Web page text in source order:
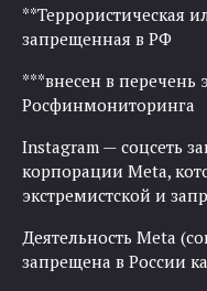
**Террористическая
запрещенная в РФ
***внесен в перечень
Росфинмониторинга
Instagram — соцсеть
корпорации Meta,
экстремистской и
Деятельность Meta
запрещена в России